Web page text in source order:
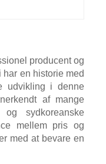
producent og
en historie med
udvikling i denne
af mange
sydkoreanske
mellem pris og
med at bevare en